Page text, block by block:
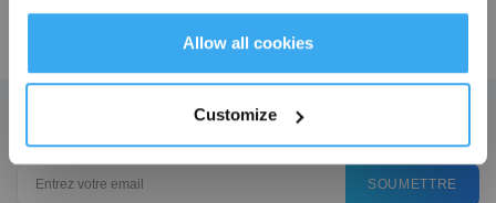
Allow all cookies
Customize
Obtenez les dernières nouvelles d'ECOVACS
SOUMETTRE
€ sur leur première commande lorsque le paiement dépasse 1000 €.